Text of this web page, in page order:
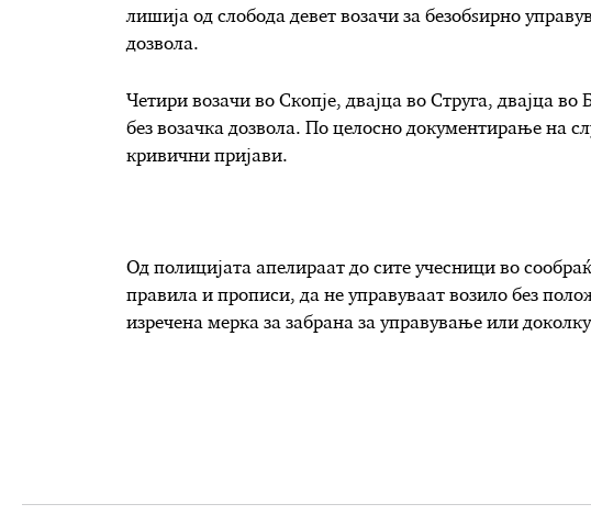
лишија од слобода девет возачи за безобѕирно
дозвола.
Четири возачи во Скопје, двајца во Струга, двајца
без возачка дозвола. По целосно документирање на
кривични пријави.
Од полицијата апелираат до сите учесници во
правила и прописи, да не управуваат возило без
изречена мерка за забрана за управување или